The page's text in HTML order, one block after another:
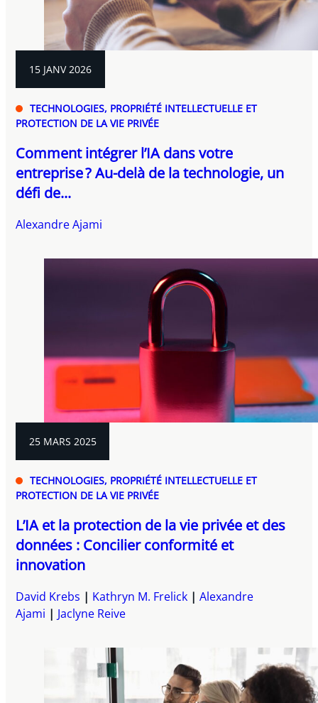
15 JANV 2026
TECHNOLOGIES, PROPRIÉTÉ INTELLECTUELLE ET
PROTECTION DE LA VIE PRIVÉE
Comment intégrer l’IA dans votre
entreprise ? Au-delà de la technologie, un
défi de...
Alexandre Ajami
25 MARS 2025
TECHNOLOGIES, PROPRIÉTÉ INTELLECTUELLE ET
PROTECTION DE LA VIE PRIVÉE
L’IA et la protection de la vie privée et des
données : Concilier conformité et
innovation
David Krebs Kathryn M. Frelick
Alexandre
Ajami
Jaclyne Reive